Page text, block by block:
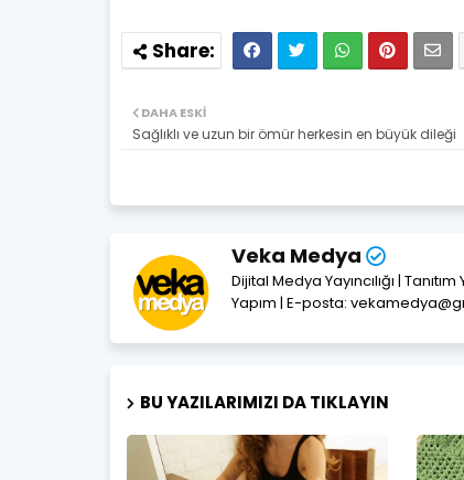
DAHA ESKI
Sağlıklı ve uzun bir ömür herkesin en büyük dileği
Veka Medya
Dijital Medya Yayıncılığı |
Yapım | E-posta:
BU YAZILARIMIZI DA TIKLAYIN